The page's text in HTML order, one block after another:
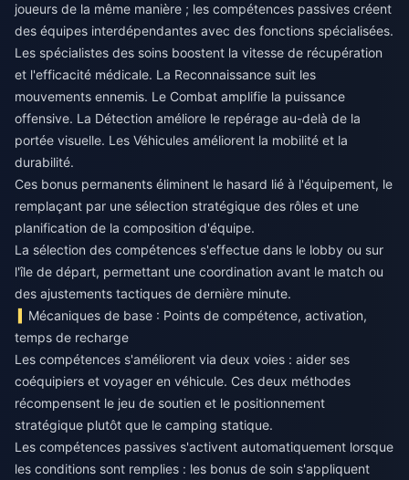
joueurs de la même manière ; les compétences passives créent
des équipes interdépendantes avec des fonctions spécialisées.
Les spécialistes des soins boostent la vitesse de récupération
et l'efficacité médicale. La Reconnaissance suit les
mouvements ennemis. Le Combat amplifie la puissance
offensive. La Détection améliore le repérage au-delà de la
portée visuelle. Les Véhicules améliorent la mobilité et la
durabilité.
Ces bonus permanents éliminent le hasard lié à l'équipement, le
remplaçant par une sélection stratégique des rôles et une
planification de la composition d'équipe.
La sélection des compétences s'effectue dans le lobby ou sur
l'île de départ, permettant une coordination avant le match ou
des ajustements tactiques de dernière minute.
Mécaniques de base : Points de compétence, activation,
temps de recharge
Les compétences s'améliorent via deux voies : aider ses
coéquipiers et voyager en véhicule. Ces deux méthodes
récompensent le jeu de soutien et le positionnement
stratégique plutôt que le camping statique.
Les compétences passives s'activent automatiquement lorsque
les conditions sont remplies : les bonus de soin s'appliquent